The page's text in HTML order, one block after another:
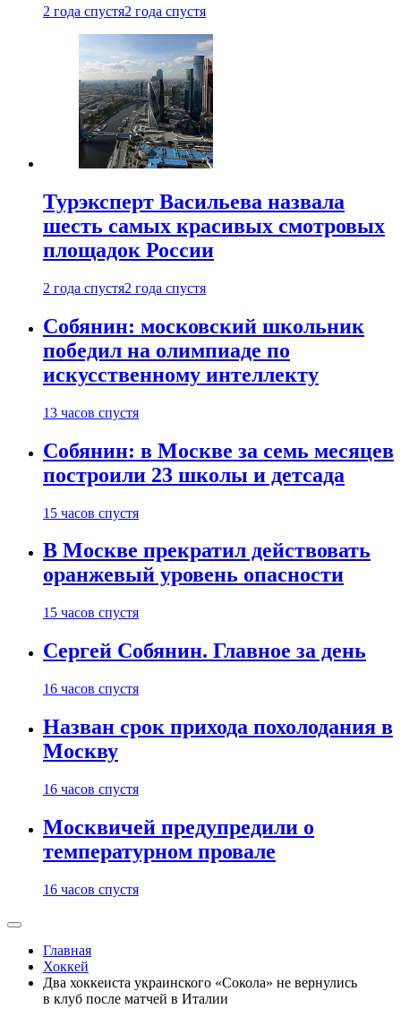
2 года спустя2 года спустя
Турэксперт Васильева назвала
шесть самых красивых смотровых
площадок России
2 года спустя2 года спустя
Собянин: московский школьник
победил на олимпиаде по
искусственному интеллекту
13 часов спустя
Собянин: в Москве за семь месяцев
построили 23 школы и детсада
15 часов спустя
В Москве прекратил действовать
оранжевый уровень опасности
15 часов спустя
Сергей Собянин. Главное за день
16 часов спустя
Назван срок прихода похолодания в
Москву
16 часов спустя
Москвичей предупредили о
температурном провале
16 часов спустя
Главная
Хоккей
Два хоккеиста украинского «Сокола» не вернулись
в клуб после матчей в Италии